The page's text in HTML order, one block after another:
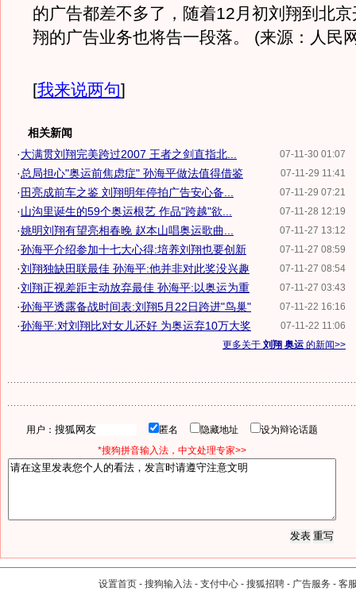
的广告都差不多了，随着12月初刘翔到北
翔的广告业务也将告一段落。 (来源：人民
[我来说两句]
相关新闻
07-11-30 01:07
·大满贯刘翔完美跨过2007 王者之剑直指北...
07-11-29 11:41
·总局担心"奥运前焦虑症" 孙海平做法值得借鉴
07-11-29 07:21
· 田亮成前车之鉴 刘翔明年停拍广告安心备...
07-11-28 12:19
·山沟里诞生的59个奥运根艺 作品"跨越"欲...
07-11-27 13:12
·姚明刘翔有望亮相春晚 赵本山唱奥运歌曲...
07-11-27 08:59
·孙海平介绍参加十七大心得:培养刘翔也要创新
07-11-27 08:54
·刘翔独缺田联最佳 孙海平:他并非对此奖没兴趣
07-11-27 03:43
·刘翔正视差距主动放弃最佳 孙海平:以奥运为重
07-11-22 16:16
·孙海平透露备战时间表:刘翔5月22日跨进"鸟巢"
07-11-22 11:06
·孙海平:对刘翔比对女儿还好 为奥运弃10万大奖
更多关于 刘翔 奥运 的新闻>>
用户： 匿名 隐藏地址
设为辩论话题
*搜狗拼音输入法，中文处理专家>>
设置首页 - 搜狗输入法 - 支付中心 - 搜狐招聘 - 广告服务 - 客